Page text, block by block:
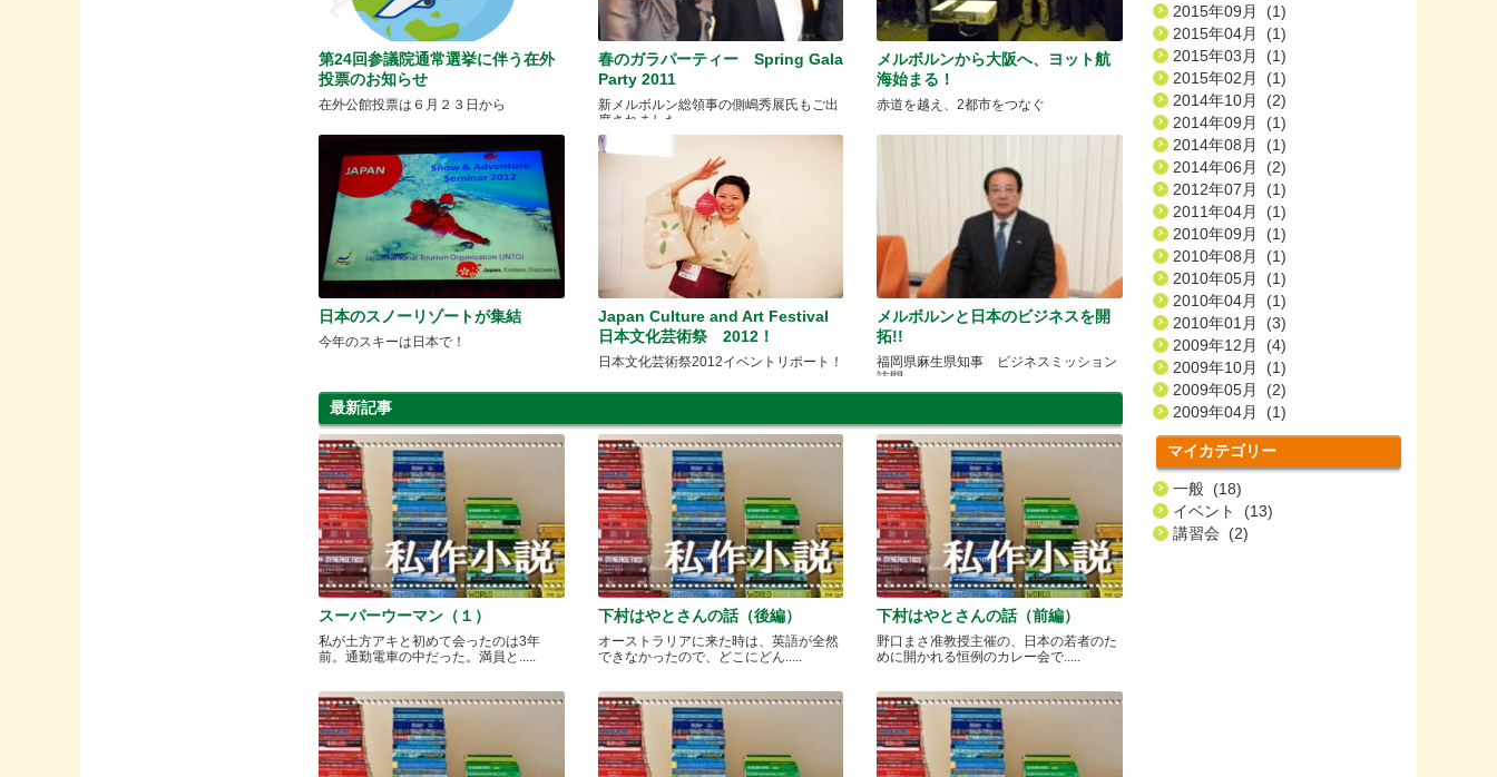
第24回参議院通常選挙に伴う在外
投票のお知らせ
在外公館投票は６月２３日から
春のガラパーティー Spring Gala
Party 2011
新メルボルン総領事の側嶋秀展氏もご出
席されました
メルボルンから大阪へ、ヨット航
海始まる！
赤道を越え、2都市をつなぐ
日本のスノーリゾートが集結
今年のスキーは日本で！
Japan Culture and Art Festival
日本文化芸術祭 2012！
日本文化芸術祭2012イベントリポート！
メルボルンと日本のビジネスを開
拓!!
福岡県麻生県知事 ビジネスミッション
訪問
最新記事
スーパーウーマン（１）
私が土方アキと初めて会ったのは3年
前。通勤電車の中だった。満員と.....
下村はやとさんの話（後編）
オーストラリアに来た時は、英語が全然
できなかったので、どこにどん.....
下村はやとさんの話（前編）
野口まさ准教授主催の、日本の若者のた
めに開かれる恒例のカレー会で.....
2015年09月 (1)
2015年04月 (1)
2015年03月 (1)
2015年02月 (1)
2014年10月 (2)
2014年09月 (1)
2014年08月 (1)
2014年06月 (2)
2012年07月 (1)
2011年04月 (1)
2010年09月 (1)
2010年08月 (1)
2010年05月 (1)
2010年04月 (1)
2010年01月 (3)
2009年12月 (4)
2009年10月 (1)
2009年05月 (2)
2009年04月 (1)
マイカテゴリー
一般 (18)
イベント (13)
講習会 (2)